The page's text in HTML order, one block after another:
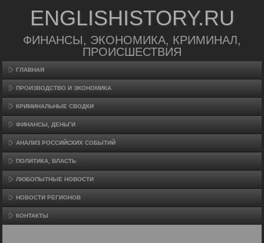
ENGLISHISTORY.RU
ФИНАНСЫ, ЭКОНОМИКА, КРИМИНАЛ,
ПРОИСШЕСТВИЯ
ГЛАВНАЯ
ПРОИЗВΟДСТВО И ЭКОНОМИКА
КРИМИНАЛЬНЫЕ СВОДКИ
ФИНАНСЫ, ДЕНЬГИ
АНАЛИЗ РОССИЙСКИХ СОБЫТИЙ
ПОЛИТИКА, ВЛАСТЬ
ЛЮБОПЫТНЫЕ НОВОСТИ
НОВОСТИ РЕГИОНОВ
КОНТАКТЫ